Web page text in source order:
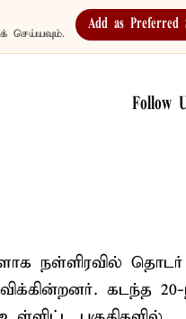
செய்யவும்.
Add as Preferred
Follow
நள்ளிரவில் தொடர்
கடந்த 20-